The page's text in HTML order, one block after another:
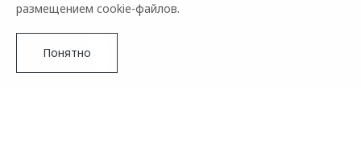
размещением cookie-файлов.
Понятно